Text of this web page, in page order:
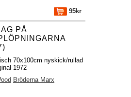
95kr
PÅ
70x100cm nyskick/rullad
1972
Bröderna Marx